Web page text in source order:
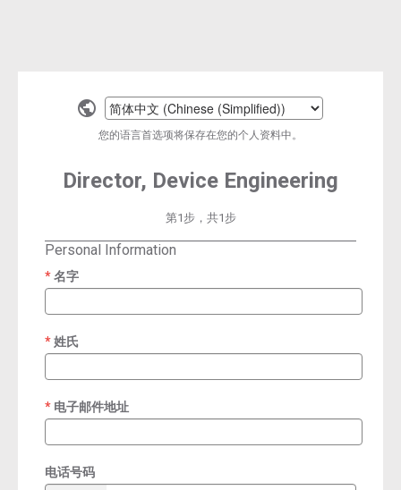
Select
language
您的语言首选项将保存在您的个人资料中。
Director, Device Engineering
第1步，共1步
Personal Information
名字
required
姓氏
required
电子邮件地址
required
电话号码